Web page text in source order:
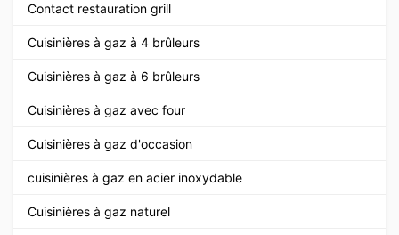
Contact restauration grill
Cuisinières à gaz à 4 brûleurs
Cuisinières à gaz à 6 brûleurs
Cuisinières à gaz avec four
Cuisinières à gaz d'occasion
cuisinières à gaz en acier inoxydable
Cuisinières à gaz naturel